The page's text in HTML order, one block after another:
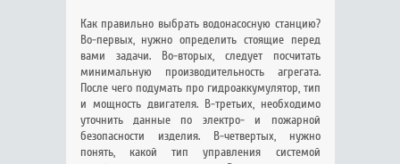
Как правильно выбрать водонасосную станцию?
Во-первых, нужно определить стоящие перед
вами задачи. Во-вторых, следует посчитать
минимальную производительность агрегата.
После чего подумать про гидроаккумулятор, тип
и мощность двигателя. В-третьих, необходимо
уточнить данные по электро- и пожарной
безопасности изделия. В-четвертых, нужно
понять, какой тип управления системой